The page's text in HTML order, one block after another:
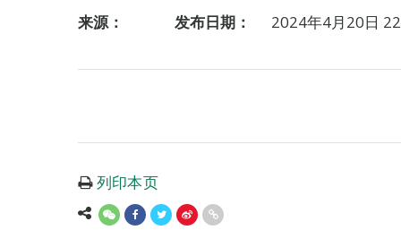
来源： 发布日期： 2024年4月20日
列印本页